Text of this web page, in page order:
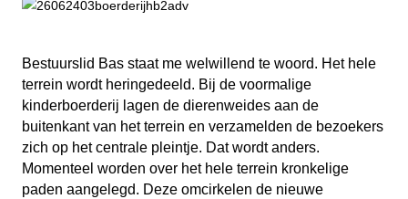
Bestuurslid Bas staat me welwillend te woord. Het hele
terrein wordt heringedeeld. Bij de voormalige
kinderboerderij lagen de dierenweides aan de
buitenkant van het terrein en verzamelden de bezoekers
zich op het centrale pleintje. Dat wordt anders.
Momenteel worden over het hele terrein kronkelige
paden aangelegd. Deze omcirkelen de nieuwe